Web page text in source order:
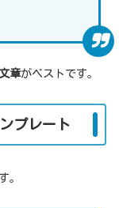
章がベストです。
プレート
。